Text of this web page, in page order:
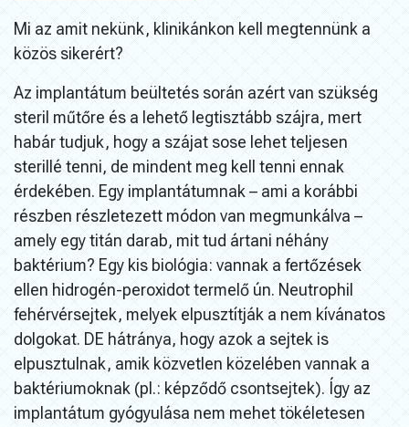
Mi az amit nekünk, klinikánkon kell megtennünk a
közös sikerért?
Az implantátum beültetés során azért van szükség
steril műtőre és a lehető legtisztább szájra, mert
habár tudjuk, hogy a szájat sose lehet teljesen
sterillé tenni, de mindent meg kell tenni ennak
érdekében. Egy implantátumnak – ami a korábbi
részben részletezett módon van megmunkálva –
amely egy titán darab, mit tud ártani néhány
baktérium? Egy kis biológia: vannak a fertőzések
ellen hidrogén-peroxidot termelő ún. Neutrophil
fehérvérsejtek, melyek elpusztítják a nem kívánatos
dolgokat. DE hátránya, hogy azok a sejtek is
elpusztulnak, amik közvetlen közelében vannak a
baktériumoknak (pl.: képződő csontsejtek). Így az
implantátum gyógyulása nem mehet tökéletesen